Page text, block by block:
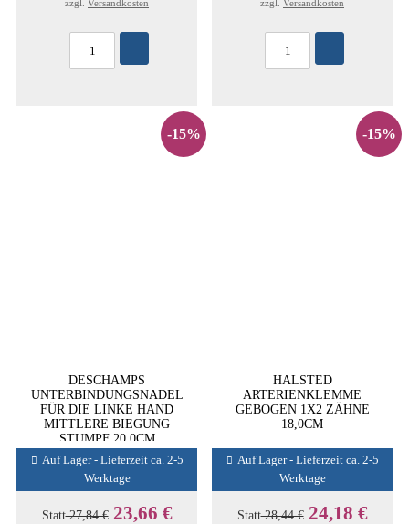
zzgl. Versandkosten zzgl. Versandkosten
-15%
DESCHAMPS
UNTERBINDUNGSNADEL
FÜR DIE LINKE HAND
MITTLERE BIEGUNG
STUMPF 20,0CM
Auf Lager - Lieferzeit ca. 2-5
Werktage
Statt27,84 € 23,66 €
-15%
HALSTED
ARTERIENKLEMME
GEBOGEN 1X2 ZÄHNE
18,0CM
Auf Lager - Lieferzeit ca. 2-5
Werktage
Statt28,44 € 24,18 €